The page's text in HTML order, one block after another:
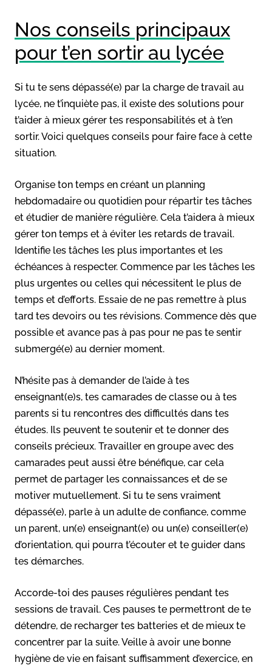
Nos conseils principaux
pour t’en sortir au lycée
Si tu te sens dépassé(e) par la charge de travail au
lycée, ne t’inquiète pas, il existe des solutions pour
t’aider à mieux gérer tes responsabilités et à t’en
sortir. Voici quelques conseils pour faire face à cette
situation.
Organise ton temps en créant un planning
hebdomadaire ou quotidien pour répartir tes tâches
et étudier de manière régulière. Cela t’aidera à mieux
gérer ton temps et à éviter les retards de travail.
Identifie les tâches les plus importantes et les
échéances à respecter. Commence par les tâches les
plus urgentes ou celles qui nécessitent le plus de
temps et d’efforts. Essaie de ne pas remettre à plus
tard tes devoirs ou tes révisions. Commence dès que
possible et avance pas à pas pour ne pas te sentir
submergé(e) au dernier moment.
N’hésite pas à demander de l’aide à tes
enseignant(e)s, tes camarades de classe ou à tes
parents si tu rencontres des difficultés dans tes
études. Ils peuvent te soutenir et te donner des
conseils précieux. Travailler en groupe avec des
camarades peut aussi être bénéfique, car cela
permet de partager les connaissances et de se
motiver mutuellement. Si tu te sens vraiment
dépassé(e), parle à un adulte de confiance, comme
un parent, un(e) enseignant(e) ou un(e) conseiller(e)
d’orientation, qui pourra t’écouter et te guider dans
tes démarches.
Accorde-toi des pauses régulières pendant tes
sessions de travail. Ces pauses te permettront de te
détendre, de recharger tes batteries et de mieux te
concentrer par la suite. Veille à avoir une bonne
hygiène de vie en faisant suffisamment d’exercice, en